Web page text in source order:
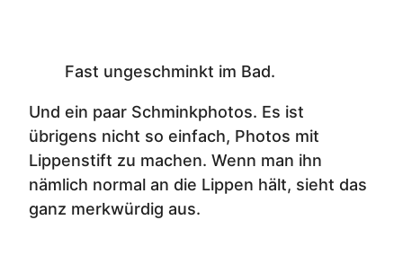
Fast ungeschminkt im Bad.
Und ein paar Schminkphotos. Es ist
übrigens nicht so einfach, Photos mit
Lippenstift zu machen. Wenn man ihn
nämlich normal an die Lippen hält, sieht das
ganz merkwürdig aus.